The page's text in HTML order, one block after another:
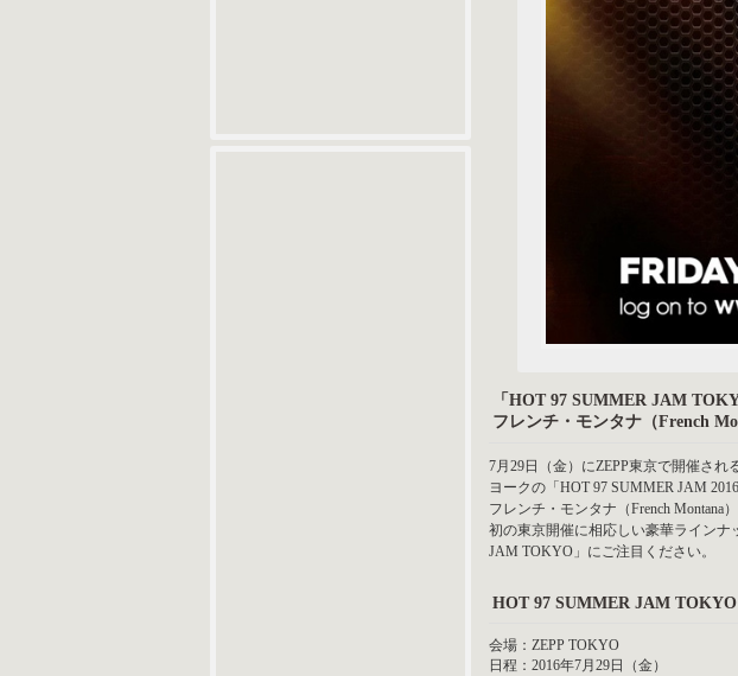
「HOT 97 SUMMER JAM
フレンチ・モンタナ（French
7月29日（金）にZEPP東京で開催さ
ヨークの「HOT 97 SUMMER JAM
フレンチ・モンタナ（French Montana
初の東京開催に相応しい豪華ライン
JAM TOKYO」にご注目ください。
HOT 97 SUMMER JAM TOKYO
会場：ZEPP TOKYO
日程：2016年7月29日（金）